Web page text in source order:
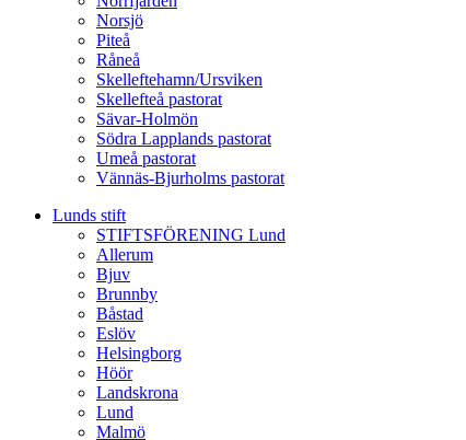
Norsjö
Piteå
Råneå
Skelleftehamn/Ursviken
Skellefteå pastorat
Sävar-Holmön
Södra Lapplands pastorat
Umeå pastorat
Vännäs-Bjurholms pastorat
Lunds stift
STIFTSFÖRENING Lund
Allerum
Bjuv
Brunnby
Båstad
Eslöv
Helsingborg
Höör
Landskrona
Lund
Malmö